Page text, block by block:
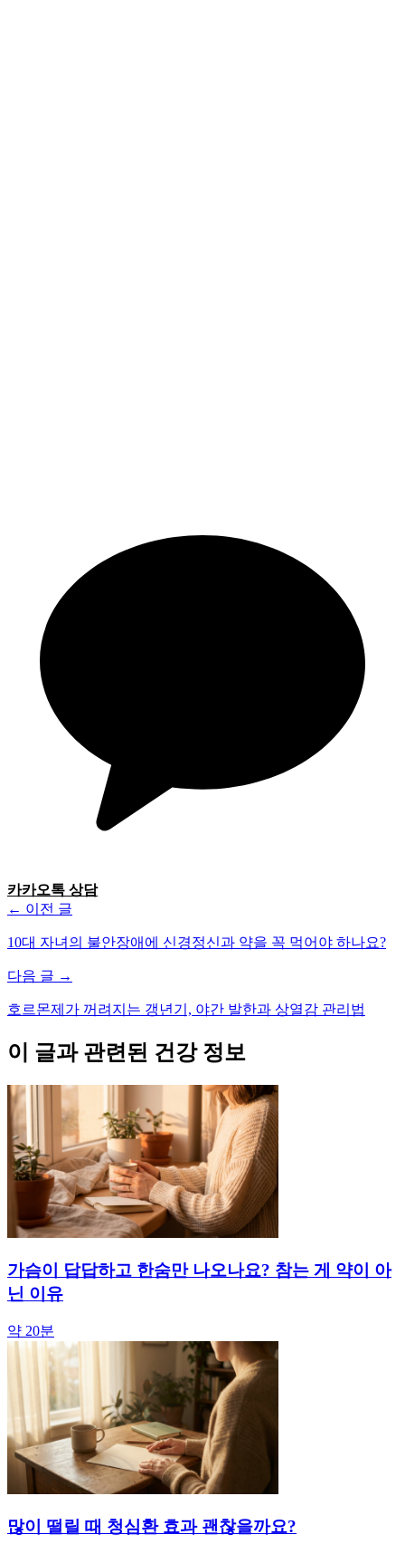
카카오톡 상담
← 이전 글
10대 자녀의 불안장애에 신경정신과 약을 꼭 먹어야 하나요?
다음 글 →
호르몬제가 꺼려지는 갱년기, 야간 발한과 상열감 관리법
이 글과 관련된 건강 정보
가슴이 답답하고 한숨만 나오나요? 참는 게 약이 아
닌 이유
약 20분
많이 떨릴 때 청심환 효과 괜찮을까요?